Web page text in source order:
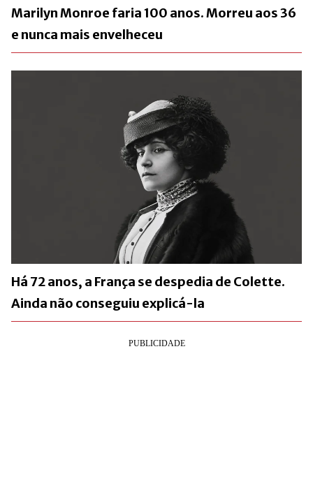
Marilyn Monroe faria 100 anos. Morreu aos 36
e nunca mais envelheceu
Há 72 anos, a França se despedia de Colette.
Ainda não conseguiu explicá-la